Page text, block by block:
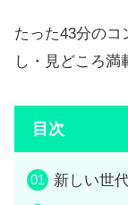
たった43分のコ
し・見どころ満
目次
新しい世